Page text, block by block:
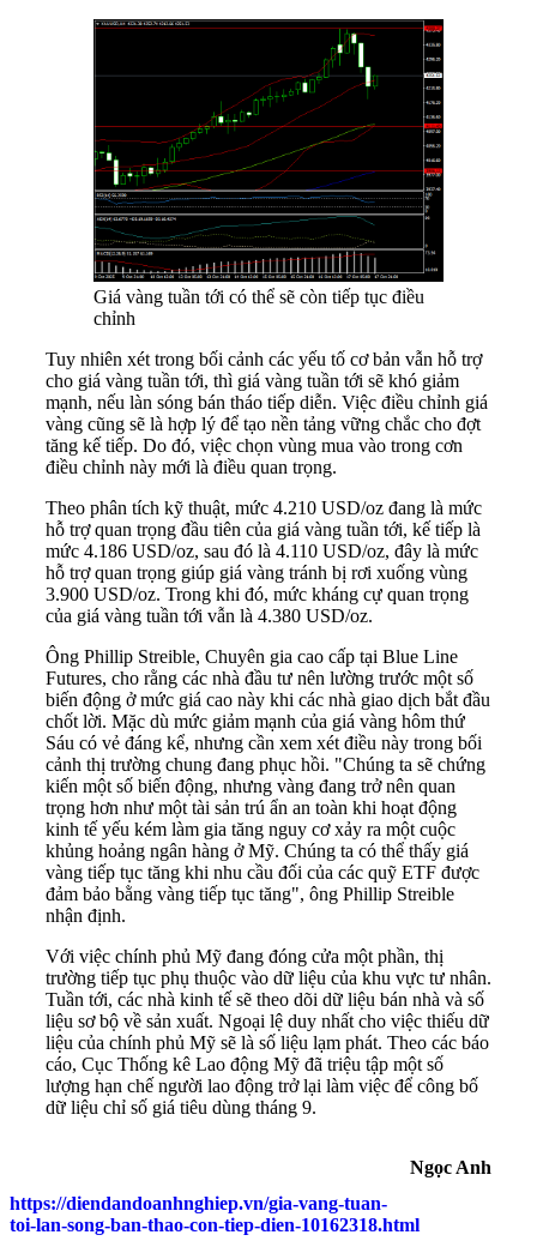
Giá vàng tuần tới có thể sẽ còn tiếp tục điều
chỉnh
Tuy nhiên xét trong bối cảnh các yếu tố cơ bản vẫn hỗ trợ
cho giá vàng tuần tới, thì giá vàng tuần tới sẽ khó giảm
mạnh, nếu làn sóng bán tháo tiếp diễn. Việc điều chỉnh giá
vàng cũng sẽ là hợp lý để tạo nền tảng vững chắc cho đợt
tăng kế tiếp. Do đó, việc chọn vùng mua vào trong cơn
điều chỉnh này mới là điều quan trọng.
Theo phân tích kỹ thuật, mức 4.210 USD/oz đang là mức
hỗ trợ quan trọng đầu tiên của giá vàng tuần tới, kế tiếp là
mức 4.186 USD/oz, sau đó là 4.110 USD/oz, đây là mức
hỗ trợ quan trọng giúp giá vàng tránh bị rơi xuống vùng
3.900 USD/oz. Trong khi đó, mức kháng cự quan trọng
của giá vàng tuần tới vẫn là 4.380 USD/oz.
Ông Phillip Streible, Chuyên gia cao cấp tại Blue Line
Futures, cho rằng các nhà đầu tư nên lường trước một số
biến động ở mức giá cao này khi các nhà giao dịch bắt đầu
chốt lời. Mặc dù mức giảm mạnh của giá vàng hôm thứ
Sáu có vẻ đáng kể, nhưng cần xem xét điều này trong bối
cảnh thị trường chung đang phục hồi. "Chúng ta sẽ chứng
kiến một số biến động, nhưng vàng đang trở nên quan
trọng hơn như một tài sản trú ẩn an toàn khi hoạt động
kinh tế yếu kém làm gia tăng nguy cơ xảy ra một cuộc
khủng hoảng ngân hàng ở Mỹ. Chúng ta có thể thấy giá
vàng tiếp tục tăng khi nhu cầu đối của các quỹ ETF được
đảm bảo bằng vàng tiếp tục tăng", ông Phillip Streible
nhận định.
Với việc chính phủ Mỹ đang đóng cửa một phần, thị
trường tiếp tục phụ thuộc vào dữ liệu của khu vực tư nhân.
Tuần tới, các nhà kinh tế sẽ theo dõi dữ liệu bán nhà và số
liệu sơ bộ về sản xuất. Ngoại lệ duy nhất cho việc thiếu dữ
liệu của chính phủ Mỹ sẽ là số liệu lạm phát. Theo các báo
cáo, Cục Thống kê Lao động Mỹ đã triệu tập một số
lượng hạn chế người lao động trở lại làm việc để công bố
dữ liệu chỉ số giá tiêu dùng tháng 9.
Ngọc Anh
https://diendandoanhnghiep.vn/gia-vang-tuan-
toi-lan-song-ban-thao-con-tiep-dien-10162318.html